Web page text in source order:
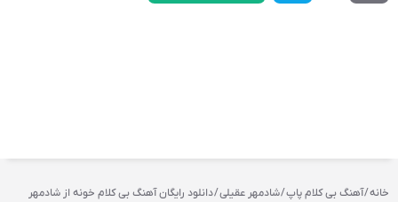
خانه/آهنگ بی کلام پاپ/شادمهر عقیلی/ دانلود رایگان آهنگ بی کلام خونه از شادمهر